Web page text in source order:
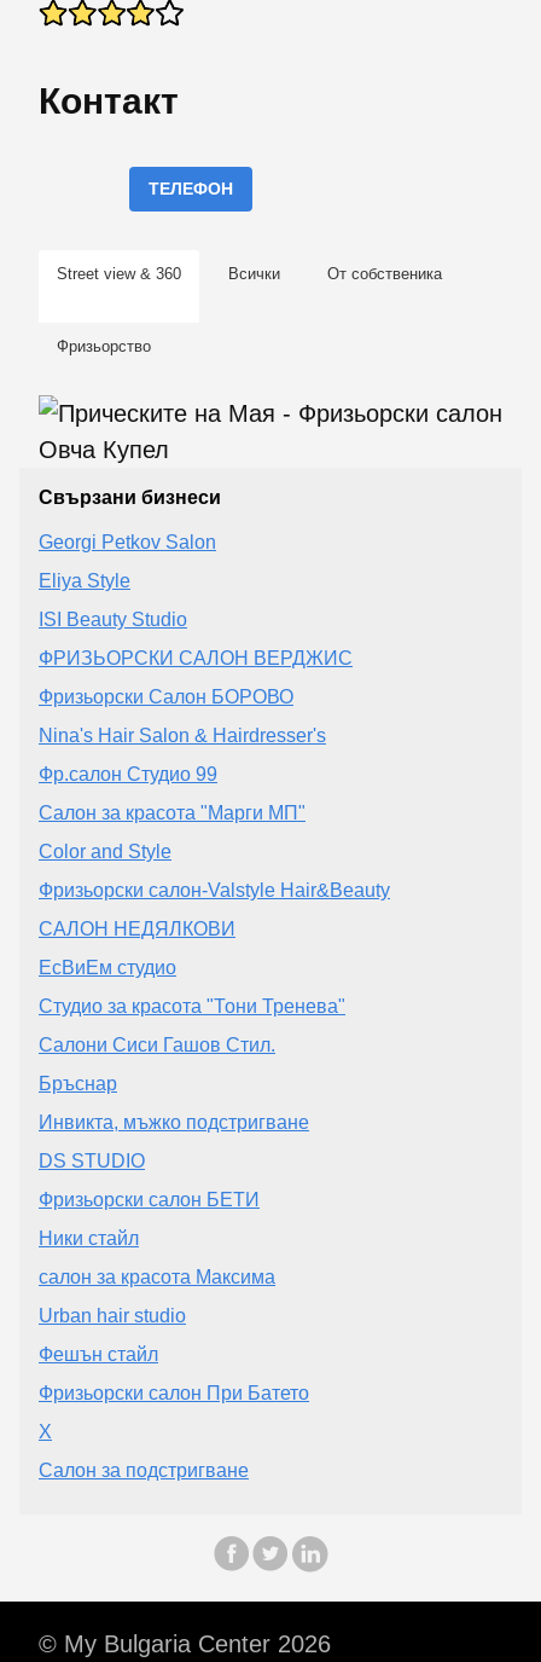
Контакт
ТЕЛЕФОН
Street view & 360 Всички От собственика
Фризьорство
Свързани бизнеси
Georgi Petkov Salon
Eliya Style
ISI Beauty Studio
ФРИЗЬОРСКИ САЛОН ВЕРДЖИС
Фризьорски Салон БОРОВО
Nina's Hair Salon & Hairdresser's
Фр.салон Студио 99
Салон за красота "Марги МП"
Color and Style
Фризьорски салон-Valstyle Hair&Beauty
САЛОН НЕДЯЛКОВИ
ЕсВиЕм студио
Студио за красота "Тони Тренева"
Салони Сиси Гашов Стил.
Бръснар
Инвикта, мъжко подстригване
DS STUDIO
Фризьорски салон БЕТИ
Ники стайл
салон за красота Максима
Urban hair studio
Фешън стайл
Фризьорски салон При Батето
X
Салон за подстригване
© My Bulgaria Center 2026